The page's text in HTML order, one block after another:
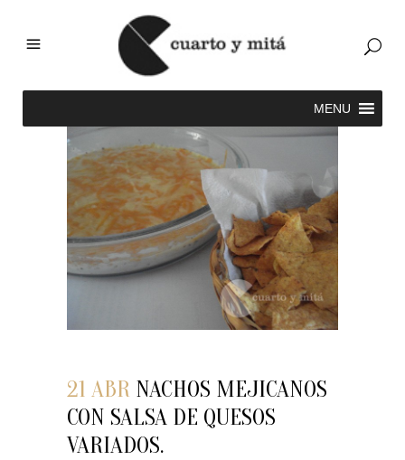
21 ABR NACHOS MEJICANOS
CON SALSA DE QUESOS
VARIADOS.